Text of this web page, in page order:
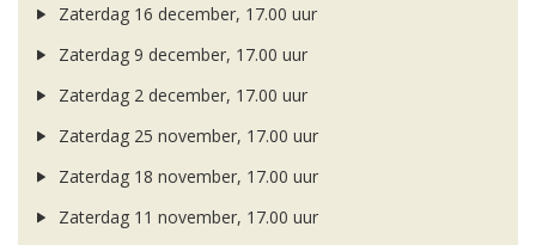
Zaterdag 16 december, 17.00 uur
Zaterdag 9 december, 17.00 uur
Zaterdag 2 december, 17.00 uur
Zaterdag 25 november, 17.00 uur
Zaterdag 18 november, 17.00 uur
Zaterdag 11 november, 17.00 uur